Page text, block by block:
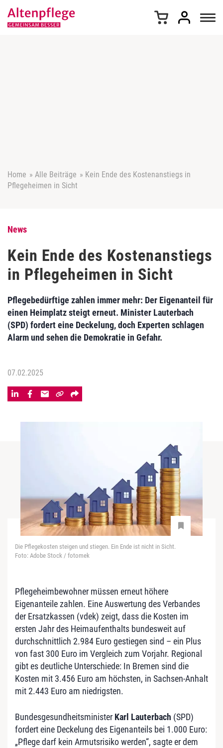
Home » Alle Beiträge » Kein Ende des Kostenanstiegs in
Pflegeheimen in Sicht
News
Kein Ende des Kostenanstiegs
in Pflegeheimen in Sicht
Pflegebedürftige zahlen immer mehr: Der Eigenanteil für
einen Heimplatz steigt erneut. Minister Lauterbach
(SPD) fordert eine Deckelung, doch Experten schlagen
Alarm und sehen die Demokratie in Gefahr.
07.02.2025
Die Pflegekosten steigen und stiegen. Ein Ende ist nicht in Sicht.
Foto: Adobe Stock / fotomek
Pflegeheimbewohner müssen erneut höhere
Eigenanteile zahlen. Eine Auswertung des Verbandes
der Ersatzkassen (vdek) zeigt, dass die Kosten im
ersten Jahr des Heimaufenthalts bundesweit auf
durchschnittlich 2.984 Euro gestiegen sind – ein Plus
von fast 300 Euro im Vergleich zum Vorjahr. Regional
gibt es deutliche Unterschiede: In Bremen sind die
Kosten mit 3.456 Euro am höchsten, in Sachsen-Anhalt
mit 2.443 Euro am niedrigsten.
Bundesgesundheitsminister Karl Lauterbach (SPD)
fordert eine Deckelung des Eigenanteils bei 1.000 Euro:
„Pflege darf kein Armutsrisiko werden“, sagte er dem